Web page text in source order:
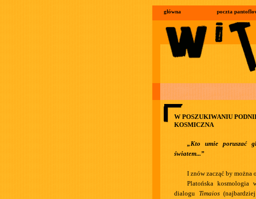
główna poczta
W POSZUKIWANIU
KOSMICZNA
„Kto umie poruszać
światem...”
I znów zacząć by można
Platońska kosmologia
dialogu Timaios